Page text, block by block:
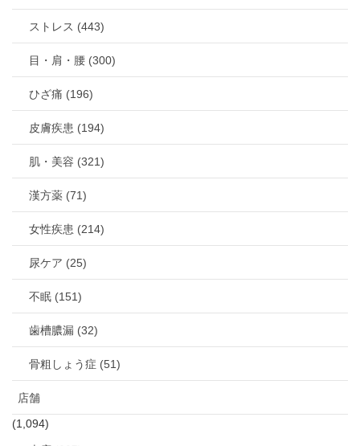
ストレス (443)
目・肩・腰 (300)
ひざ痛 (196)
皮膚疾患 (194)
肌・美容 (321)
漢方薬 (71)
女性疾患 (214)
尿ケア (25)
不眠 (151)
歯槽膿漏 (32)
骨粗しょう症 (51)
店舗
(1,094)